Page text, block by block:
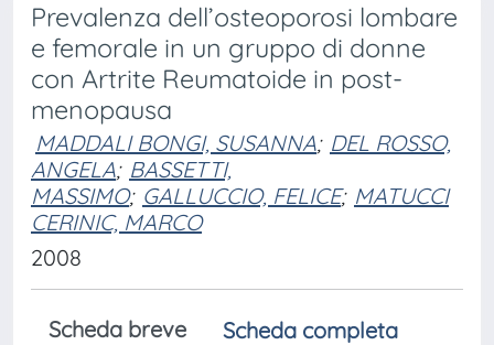
Prevalenza dell’osteoporosi lombare
e femorale in un gruppo di donne
con Artrite Reumatoide in post-
menopausa
MADDALI BONGI, SUSANNA; DEL ROSSO,
ANGELA; BASSETTI,
MASSIMO; GALLUCCIO, FELICE; MATUCCI
CERINIC, MARCO
2008
Scheda breve
Scheda completa